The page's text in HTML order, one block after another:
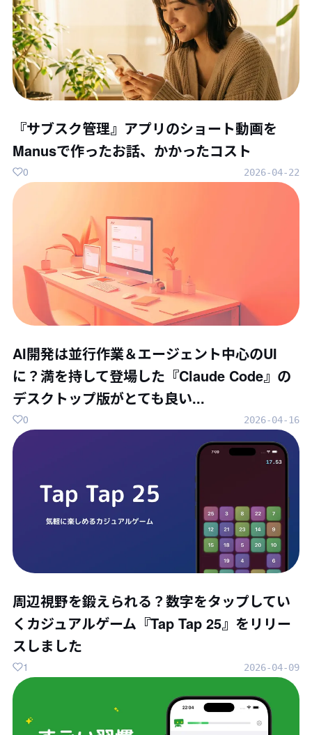
『サブスク管理』アプリのショート動画を
Manusで作ったお話、かかったコスト
2026-04-22
0
AI開発は並行作業＆エージェント中心のUI
に？満を持して登場した『Claude Code』の
デスクトップ版がとても良い...
2026-04-16
0
周辺視野を鍛えられる？数字をタップしてい
くカジュアルゲーム『Tap Tap 25』をリリー
スしました
2026-04-09
1